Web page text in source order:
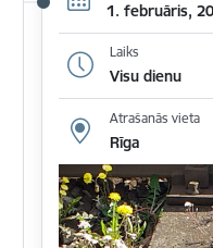
1. februāris,
Laiks
Visu dienu
Atrašanās vieta
Rīga